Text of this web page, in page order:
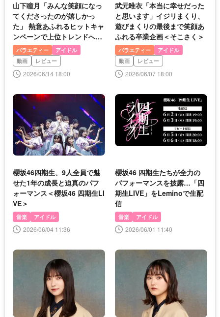
山下瞳月「みんな笑顔になっ
てくださったのが嬉しかっ
た」 熱意あふれるヒットキャ
ンペーンで上位トレンドへ＜
そこさく＞
バラエティー
アイドル
動画
レビュー
2026/06/14 18:00
武元唯衣「本当に幸せだった
と思います」イジリまくり、
遊びまくりの最後まで笑顔あ
ふれる卒業企画＜そこさく＞
バラエティー
アイドル
動画
レビュー
2026/06/07 18:00
櫻坂46四期生、9人全員で魅
せた1年の成長と迫真のパフ
ォーマンス＜櫻坂46 四期生LI
VE＞
音楽 アイドル
2026/06/04 11:36
櫻坂46 四期生たちが全力の
パフォーマンスを披露…「四
期生LIVE」をLeminoで生配
信
音楽 アイドル
2026/06/01 11:40